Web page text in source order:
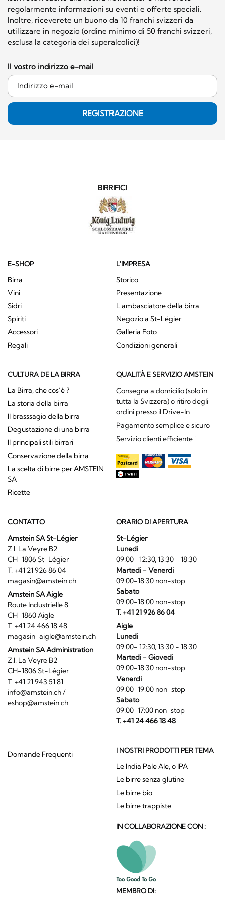
regolarmente informazioni su eventi e offerte speciali.
Inoltre, riceverete un buono da 10 franchi svizzeri da
utilizzare in negozio (ordine minimo di 50 franchi svizzeri,
esclusa la categoria dei superalcolici)!
Il vostro indirizzo e-mail
REGISTRAZIONE
BIRRIFICI
E-SHOP
Birra
Vini
Sidri
Spiriti
Accessori
Regali
L'IMPRESA
Storico
Presentazione
L'ambasciatore della birra
Negozio a St-Légier
Galleria Foto
Condizioni generali
CULTURA DE LA BIRRA
La Birra, che cos’è ?
La storia della birra
Il brasssagio della birra
Degustazione di una birra
Il principali stili birrari
Conservazione della birra
La scelta di birre per AMSTEIN
SA
Ricette
QUALITÀ E SERVIZIO AMSTEIN
Consegna a domicilio (solo in
tutta la Svizzera) o ritiro degli
ordini presso il Drive-In
Pagamento semplice e sicuro
Servizio clienti efficiente !
CONTATTO
Amstein SA St-Légier
Z.I. La Veyre B2
CH-1806 St-Légier
T. +41 21 926 86 04
magasin@amstein.ch
Amstein SA Aigle
Route Industrielle 8
CH-1860 Aigle
T. +41 24 466 18 48
magasin-aigle@amstein.ch
Amstein SA Administration
Z.I. La Veyre B2
CH-1806 St-Légier
T. +41 21 943 51 81
info@amstein.ch/
eshop@amstein.ch
ORARIO DI APERTURA
St-Légier
Lunedi
09:00- 12:30, 13:30 - 18:30
Martedi - Venerdi
09:00-18:30 non-stop
Sabato
09:00-18:00 non-stop
T. +41 21 926 86 04
Aigle
Lunedi
09:00- 12:30, 13:30 - 18:30
Martedi - Giovedi
09:00-18:30 non-stop
Venerdi
09:00-19:00 non-stop
Sabato
09:00-17:00 non-stop
T. +41 24 466 18 48
Domande Frequenti I NOSTRI PRODOTTI PER TEMA
Le India Pale Ale, o IPA
Le birre senza glutine
Le birre bio
Le birre trappiste
IN COLLABORAZIONE CON :
MEMBRO DI: